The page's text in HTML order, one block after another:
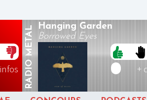
RADIO
METAL Hanging Garden
Borrowed Eyes
+